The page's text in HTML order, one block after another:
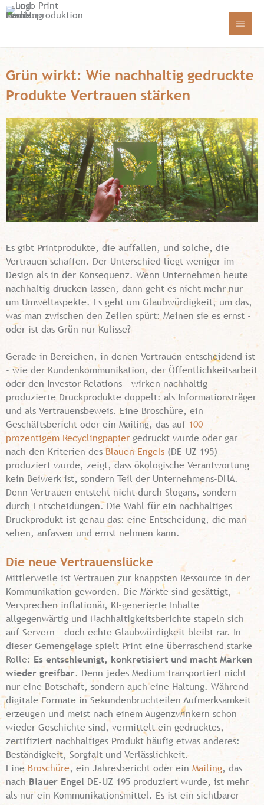
Grün wirkt: Wie nachhaltig gedruckte
Produkte Vertrauen stärken
Es gibt Printprodukte, die auffallen, und solche, die
Vertrauen schaffen. Der Unterschied liegt weniger im
Design als in der Konsequenz. Wenn Unternehmen heute
nachhaltig drucken lassen, dann geht es nicht mehr nur
um Umweltaspekte. Es geht um Glaubwürdigkeit, um das,
was man zwischen den Zeilen spürt: Meinen sie es ernst -
oder ist das Grün nur Kulisse?
Gerade in Bereichen, in denen Vertrauen entscheidend ist
- wie der Kundenkommunikation, der Öffentlichkeitsarbeit
oder den Investor Relations - wirken nachhaltig
produzierte Druckprodukte doppelt: als Informationsträger
und als Vertrauensbeweis. Eine Broschüre, ein
Geschäftsbericht oder ein Mailing, das auf 100-
prozentigem Recyclingpapier gedruckt wurde oder gar
nach den Kriterien desBlauen Engels (DE-UZ 195)
produziert wurde, zeigt, dass ökologische Verantwortung
kein Beiwerk ist, sondern Teil der Unternehmens-DNA.
Denn Vertrauen entsteht nicht durch Slogans, sondern
durch Entscheidungen. Die Wahl für ein nachhaltiges
Druckprodukt ist genau das: eine Entscheidung, die man
sehen, anfassen und ernst nehmen kann.
Die neue Vertrauenslücke
Mittlerweile ist Vertrauen zur knappsten Ressource in der
Kommunikation geworden. Die Märkte sind gesättigt,
Versprechen inflationär, KI-generierte Inhalte
allgegenwärtig und Nachhaltigkeitsberichte stapeln sich
auf Servern - doch echte Glaubwürdigkeit bleibt rar. In
dieser Gemengelage spielt Print eine überraschend starke
Rolle: Es entschleunigt, konkretisiert und macht Marken
wieder greifbar. Denn jedes Medium transportiert nicht
nur eine Botschaft, sondern auch eine Haltung. Während
digitale Formate in Sekundenbruchteilen Aufmerksamkeit
erzeugen und meist nach einem Augenzwinkern schon
wieder Geschichte sind, vermittelt ein gedrucktes,
zertifiziert nachhaltiges Produkt häufig etwas anderes:
Beständigkeit, Sorgfalt und Verlässlichkeit.
Eine Broschüre, ein Jahresbericht oder ein Mailing, das
nachBlauer Engel DE-UZ 195 produziert wurde, ist mehr
als nur ein Kommunikationsmittel. Es ist ein sichtbarer